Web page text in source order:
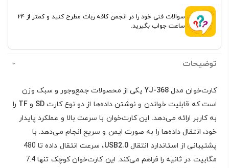
سوالات فنی خود را در انجمن کافه ربات مطرح کنید و کمتر از ۲۴
ساعت جواب بگیرید.
توضیحات
کارت‌خوان مدل YJ-368یکی از محصولات جمع‌وجور و سبک وزن
است که قابلیت خواندن و نوشتن داده‌ها از دو نوع کارت SD و TF را
به کاربر ارائه می‌دهد. این کارت‌خوان با سرعت بالا و عملکرد پایدار
خود، انتقال داده‌ها را به صورت ایمن و سریع انجام می‌دهد. با
پشتیبانی از استاندارد انتقالUSB2.0
، سرعت انتقال داده تا 480
مگابیت در ثانیه را فراهم می‌کند. این کارت‌خوان کوچک تنها 7.4